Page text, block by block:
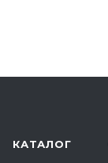
КАТАЛОГ